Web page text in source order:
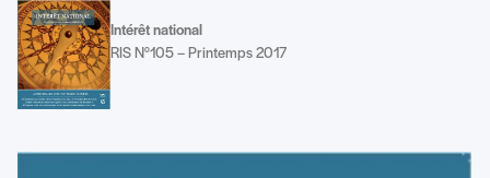
Intérêt national
RIS N°105 – Printemps 2017